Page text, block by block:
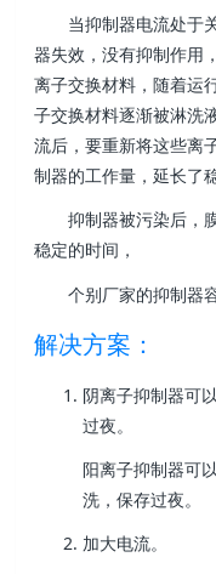
当抑制器电流处于
器失效，没有抑制作用
离子交换材料，随着运
子交换材料逐渐被淋洗
流后，要重新将这些离
制器的工作量，延长了
抑制器被污染后，
稳定的时间，
个别厂家的抑制器
解决方案：
阴离子抑制器可
过夜。
阳离子抑制器可
洗，保存过夜。
加大电流。